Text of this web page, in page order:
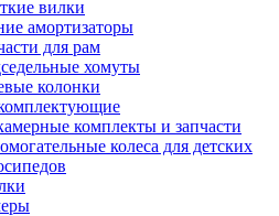
вилки
амортизаторы
для рам
хомуты
колонки
комплекты и запчасти
колеса для детских